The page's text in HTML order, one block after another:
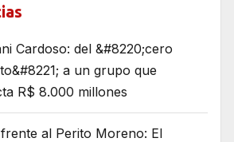
Cardoso: del &#8220;cero
a un grupo que
R$ 8.000 millones
al Perito Moreno: El